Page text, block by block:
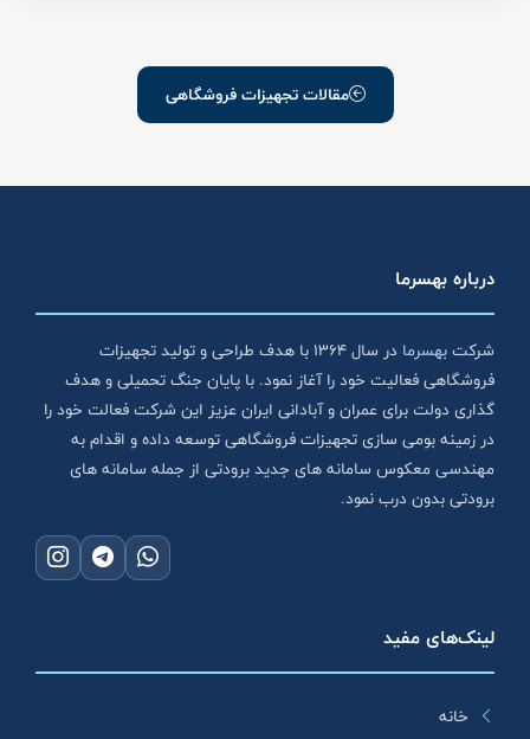
مقالات تجهیزات فروشگاهی
درباره بهسرما
شرکت بهسرما
در سال ۱۳۶۴ با هدف طراحی و تولید تجهیزات
فروشگاهی فعالیت خود را آغاز نمود. با پایان جنگ تحمیلی و هدف
گذاری دولت برای عمران و آبادانی ایران عزیز این شرکت فعالت خود را
در زمینه بومی سازی تجهیزات فروشگاهی توسعه داده و اقدام به
مهندسی معکوس سامانه های جدید برودتی از جمله سامانه های
برودتی بدون درب نمود.
لینک‌های مفید
خانه